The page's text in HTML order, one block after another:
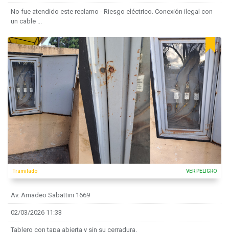
No fue atendido este reclamo - Riesgo eléctrico. Conexión ilegal con
un cable ...
Tramitado VER PELIGRO
Av. Amadeo Sabattini 1669
02/03/2026 11:33
Tablero con tapa abierta y sin su cerradura.